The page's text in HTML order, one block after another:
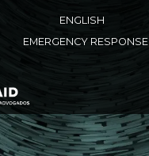
ENGLISH
EMERGENCY RESPONSE